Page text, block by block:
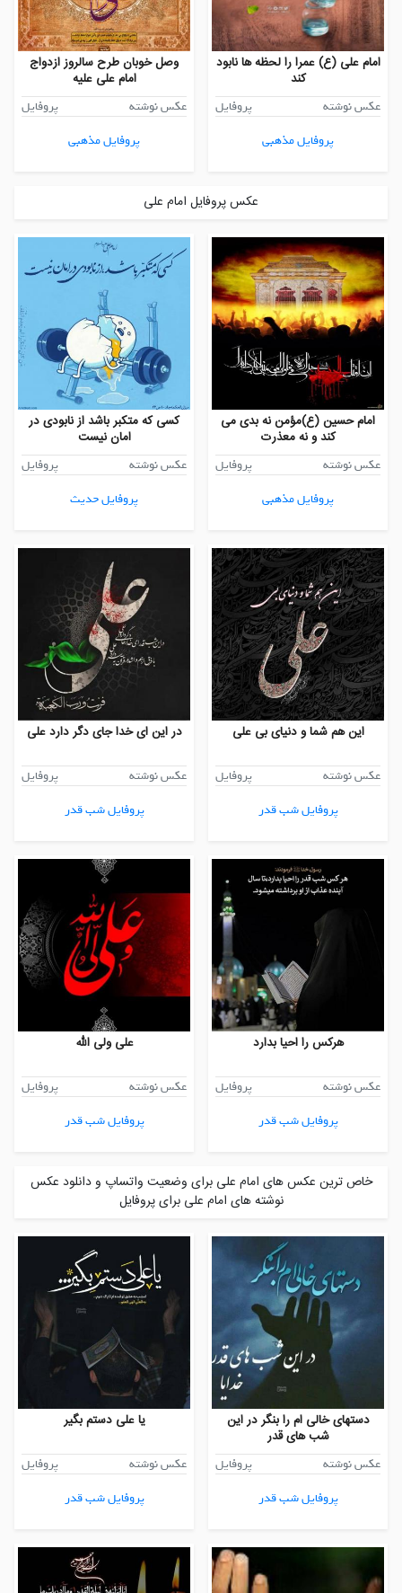
امام علی (ع) عمرا را لحظه ها نابود
کند
عکس نوشته
پروفایل
پروفایل مذهبی
وصل خوبان طرح سالروز ازدواج
امام علی علیه
عکس نوشته
پروفایل
پروفایل مذهبی
عکس پروفایل امام علی
امام حسین (ع)مؤمن نه بدی می
كند و نه معذرت
عکس نوشته
پروفایل
پروفایل مذهبی
کسی که متکبر باشد از نابودی در
امان نیست
عکس نوشته
پروفایل
پروفایل حدیث
این هم شما و دنیای بی علی
عکس نوشته
پروفایل
پروفایل شب قدر
در این ای خدا جای دگر دارد علی
عکس نوشته
پروفایل
پروفایل شب قدر
هرکس را احیا بدارد
عکس نوشته
پروفایل
پروفایل شب قدر
علی ولی الله
عکس نوشته
پروفایل
پروفایل شب قدر
خاص ترین عکس های امام علی برای وضعیت واتساپ و دانلود عکس
نوشته های امام علی برای پروفایل
دستهای خالی ام را بنگر در این
شب های قدر
عکس نوشته
پروفایل
پروفایل شب قدر
یا علی دستم بگیر
عکس نوشته
پروفایل
پروفایل شب قدر